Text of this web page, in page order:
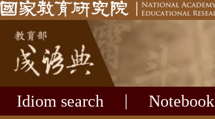
Idiom search Notebook